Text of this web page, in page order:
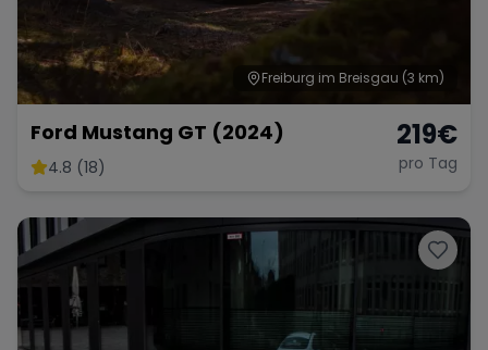
Tesla Chevrolet Dodge
Bugatti
Freiburg im Breisgau (3 km)
Ford Mustang GT (2024)
4.8 (18)
219€
pro Tag